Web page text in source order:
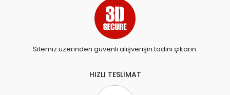
Sitemiz üzerinden güvenli alışverişin tadını çıkarın.
HIZLI TESLİMAT